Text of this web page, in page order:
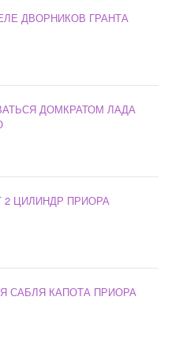
ДВОРНИКОВ ГРАНТА
ДОМКРАТОМ ЛАДА
2 ЦИЛИНДР ПРИОРА
САБЛЯ КАПОТА ПРИОРА